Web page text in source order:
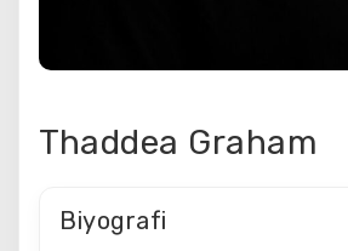
Thaddea Graham
Biyografi